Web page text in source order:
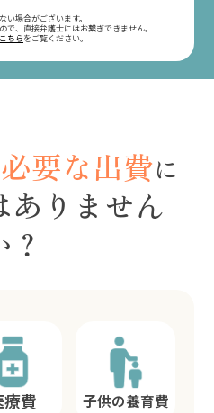
場合がございます。
で、 直接弁護士にはお繋ぎできません。
ちらをご覧ください。
要な出費に
ありません
？
療費 子供の養育費